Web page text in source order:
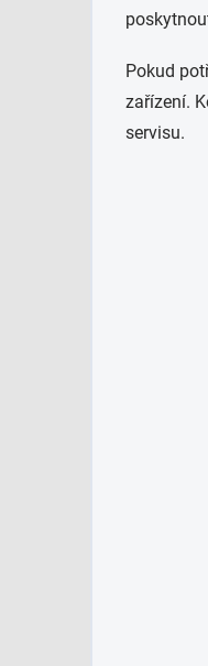
Pokud
zařízení.
servisu.